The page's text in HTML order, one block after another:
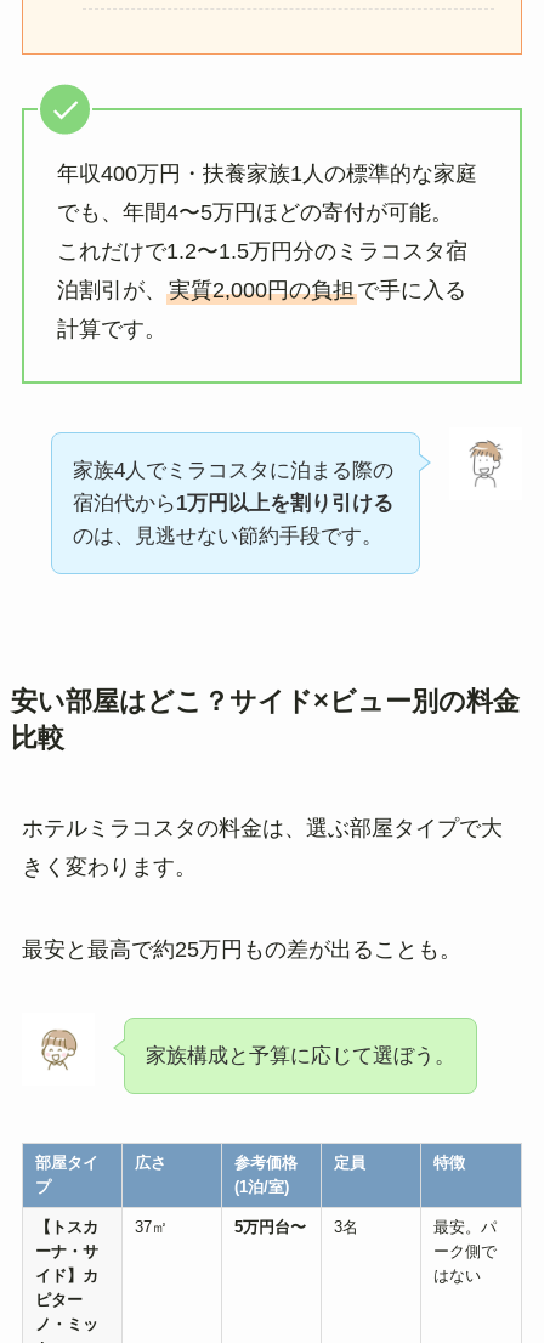
年収400万円・扶養家族1人の標準的な家庭
でも、年間4〜5万円ほどの寄付が可能。
これだけで1.2〜1.5万円分のミラコスタ宿
泊割引が、 実質2,000円の負担で手に入る
計算です。
家族4人でミラコスタに泊まる際の
宿泊代から1万円以上を割り引ける
のは、見逃せない節約手段です。
安い部屋はどこ？サイド×ビュー別の料金
比較
ホテルミラコスタの料金は、選ぶ部屋タイプで大
きく変わります。
最安と最高で約25万円もの差が出ることも。
家族構成と予算に応じて選ぼう。
部屋タイ
プ
広さ
参考価格
(1泊/室)
定員 特徴
【トスカ
ーナ・サ
イド】カ
ピター
ノ・ミッ
37㎡ 5万円台〜 3名
最安。パ
ーク側で
はない